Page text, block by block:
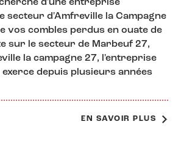
d'une entreprise
secteur d'Amfreville la Campagne
vos combles perdus en ouate de
sur le secteur de Marbeuf 27,
la campagne 27, l'entreprise
exerce depuis plusieurs années
EN SAVOIR PLUS